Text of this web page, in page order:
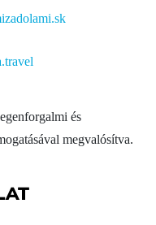
és
megvalósítva.